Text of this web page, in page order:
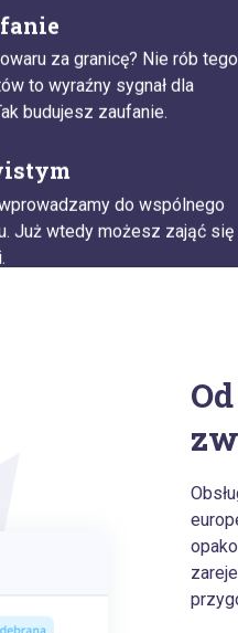
za granicę? Nie rób tego
to wyraźny sygnał dla
budujesz zaufanie.
do wspólnego
Już wtedy możesz zająć się